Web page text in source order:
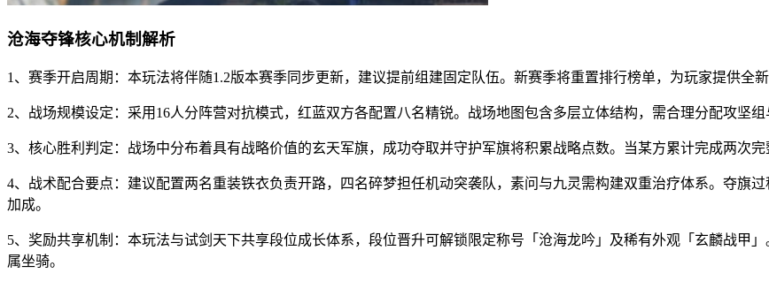
沧海夺锋核心机制解析
1、赛季开启周期：本玩法将伴随1.2版本赛季同步更新，建议提前组建固定队伍。新赛季将重置排行榜单，为玩家提供全新
2、战场规模设定：采用16人分阵营对抗模式，红蓝双方各配置八名精锐。战场地图包含多层立体结构，需合理分配攻坚组
3、核心胜利判定：战场中分布着具有战略价值的玄天军旗，成功夺取并守护军旗将积累战略点数。当某方累计完成两次
4、战术配合要点：建议配置两名重装铁衣负责开路，四名碎梦担任机动突袭队，素问与九灵需构建双重治疗体系。夺旗
加成。
5、奖励共享机制：本玩法与试剑天下共享段位成长体系，段位晋升可解锁限定称号「沧海龙吟」及稀有外观「玄麟战甲
属坐骑。